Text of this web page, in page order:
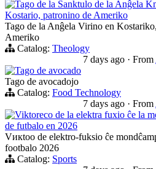
Tago de la Sanktulo de la Anĝela
Kostario, patronino de Ameriko
Tago de la Anĝela Virino en
Ameriko
Catalog: Theology
7 days ago · From
Tago de avocado
Tago de avocadojo
Catalog: Food Technology
7 days ago · From
Viktoreco de la elektra fuxio ĉe la
de futbalo en 2026
Vикtoo de elektro-fuksio ĉe
footbalo 2026
Catalog: Sports